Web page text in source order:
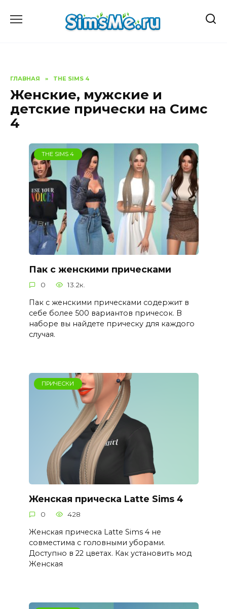
ГЛАВНАЯ » THE SIMS 4
Женские, мужские и
детские прически на Симс
4
THE SIMS 4
Пак с женскими прическами
0 13.2к.
Пак с женскими прическами содержит в
себе более 500 вариантов причесок. В
наборе вы найдете прическу для каждого
случая.
ПРИЧЕСКИ
Женская прическа Latte Sims 4
0 428
Женская прическа Latte Sims 4 не
совместима с головными уборами.
Доступно в 22 цветах. Как установить мод
Женская